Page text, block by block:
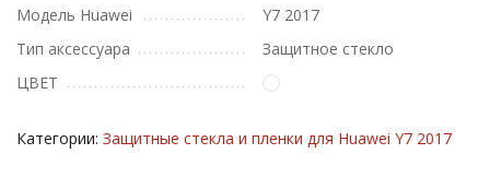
Модель Huawei
Y7 2017
Тип аксессуара
Защитное стекло
ЦВЕТ
Категории: Защитные стекла и пленки для Huawei Y7 2017